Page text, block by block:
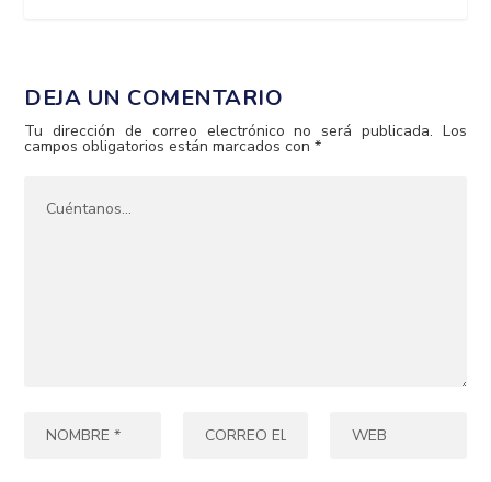
DEJA UN COMENTARIO
Tu dirección de correo electrónico no será publicada. Los
campos obligatorios están marcados con*